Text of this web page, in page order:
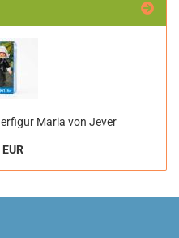
Maria von Jever